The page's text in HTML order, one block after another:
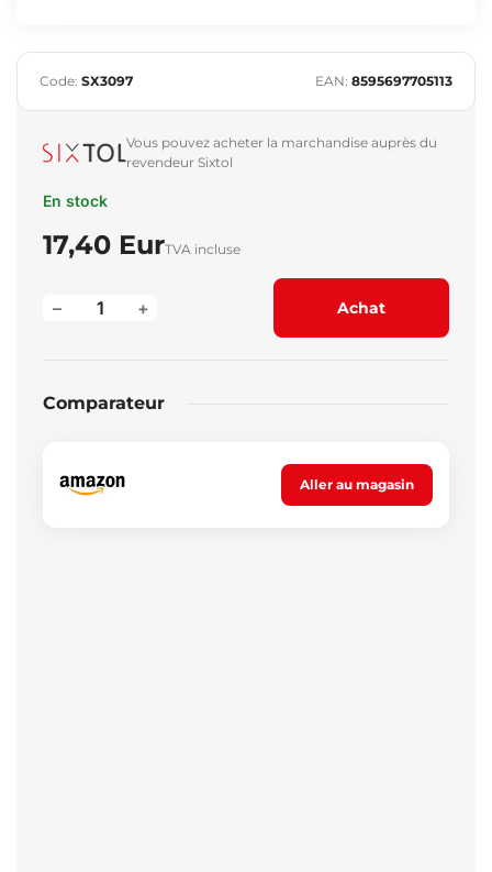
Code: SX3097 EAN: 8595697705113
Vous pouvez acheter la marchandise auprès du
revendeur Sixtol
En stock
17,40 EurTVA incluse
+
– Achat
Comparateur
Aller au magasin